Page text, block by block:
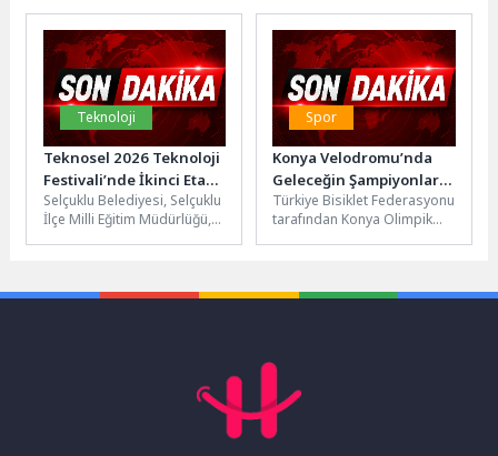
doğrultusunda
projelendirdiği Kartepe
Tramvay Hattı’nda işler her...
Belediyesi tarafından 44. kez
düzenleniyor. 27...
Teknoloji
Teknosel 2026 Teknoloji
Festivali’nde İkinci Etap
Başladı
Selçuklu Belediyesi, Selçuklu
İlçe Milli Eğitim Müdürlüğü,
Spor
Konya Velodromu’nda
Geleceğin Şampiyonları
Piste Çıktı: 200 Sporcu
Konya’da Buluştu
Türkiye Bisiklet Federasyonu
tarafından Konya Olimpik